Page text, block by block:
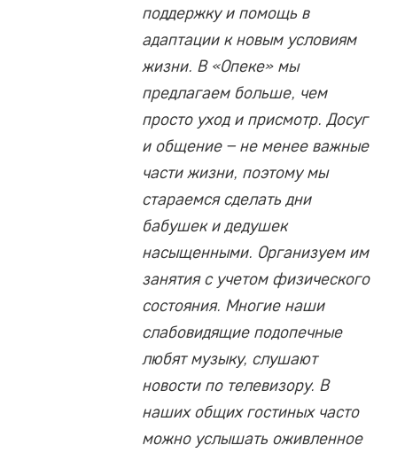
поддержку и помощь в
адаптации к новым условиям
жизни. В «Опеке» мы
предлагаем больше, чем
просто уход и присмотр. Досуг
и общение – не менее важные
части жизни, поэтому мы
стараемся сделать дни
бабушек и дедушек
насыщенными. Организуем им
занятия с учетом физического
состояния. Многие наши
слабовидящие подопечные
любят музыку, слушают
новости по телевизору. В
наших общих гостиных часто
можно услышать оживленное